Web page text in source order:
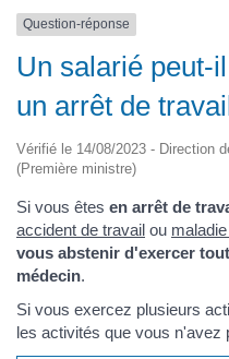
Question-réponse
Un salarié peut-
un arrêt de
Vérifié le 14/08/2023 - Direction
(Première ministre)
Si vous êtes en arrêt de
accident de travail ou
vous abstenir d'exercer
médecin.
Si vous exercez plusieurs
les activités que vous n'avez